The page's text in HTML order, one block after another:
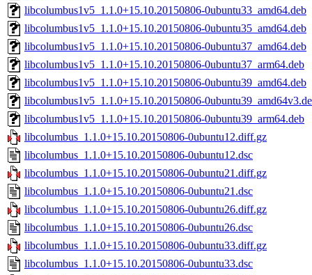
libcolumbus1v5_1.1.0+15.10.20150806-0ubuntu33_amd64.deb
libcolumbus1v5_1.1.0+15.10.20150806-0ubuntu35_amd64.deb
libcolumbus1v5_1.1.0+15.10.20150806-0ubuntu37_amd64.deb
libcolumbus1v5_1.1.0+15.10.20150806-0ubuntu37_arm64.deb
libcolumbus1v5_1.1.0+15.10.20150806-0ubuntu39_amd64.deb
libcolumbus1v5_1.1.0+15.10.20150806-
libcolumbus1v5_1.1.0+15.10.20150806-0ubuntu39_arm64.deb
libcolumbus_1.1.0+15.10.20150806-0ubuntu12.diff.gz
libcolumbus_1.1.0+15.10.20150806-0ubuntu12.dsc
libcolumbus_1.1.0+15.10.20150806-0ubuntu21.diff.gz
libcolumbus_1.1.0+15.10.20150806-0ubuntu21.dsc
libcolumbus_1.1.0+15.10.20150806-0ubuntu26.diff.gz
libcolumbus_1.1.0+15.10.20150806-0ubuntu26.dsc
libcolumbus_1.1.0+15.10.20150806-0ubuntu33.diff.gz
libcolumbus_1.1.0+15.10.20150806-0ubuntu33.dsc